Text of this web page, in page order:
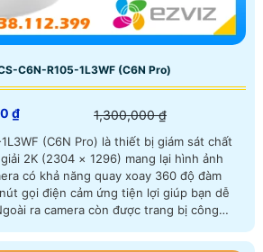
C6N-R105-1L3WF (C6N Pro)
₫ 1,300,000 ₫
(C6N Pro) là thiết bị giám sát chất
2K (2304 × 1296) mang lại hình ảnh
có khả năng quay xoay 360 độ đàm
gọi điện cảm ứng tiện lợi giúp bạn dễ
ra camera còn được trang bị công
giám sát Wifi CS-C6N-R105-1L3WF